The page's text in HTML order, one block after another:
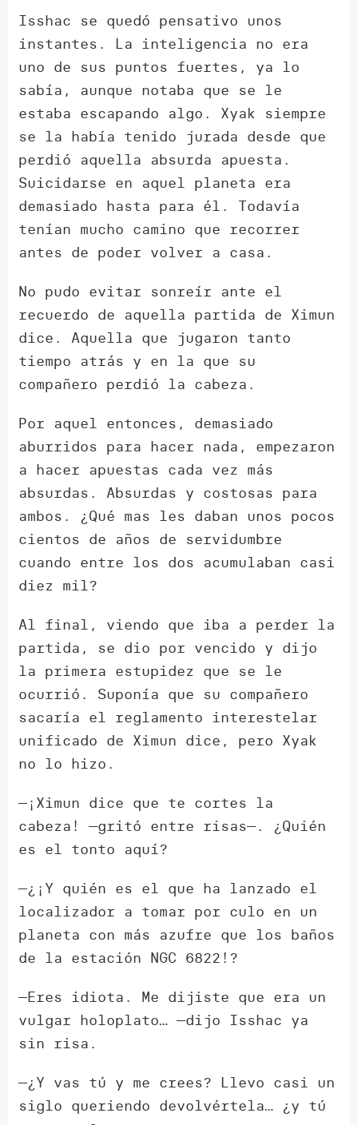
Isshac se quedó pensativo unos
instantes. La inteligencia no era
uno de sus puntos fuertes, ya lo
sabía, aunque notaba que se le
estaba escapando algo. Xyak siempre
se la había tenido jurada desde que
perdió aquella absurda apuesta.
Suicidarse en aquel planeta era
demasiado hasta para él. Todavía
tenían mucho camino que recorrer
antes de poder volver a casa.
No pudo evitar sonreír ante el
recuerdo de aquella partida de Ximun
dice. Aquella que jugaron tanto
tiempo atrás y en la que su
compañero perdió la cabeza.
Por aquel entonces, demasiado
aburridos para hacer nada, empezaron
a hacer apuestas cada vez más
absurdas. Absurdas y costosas para
ambos. ¿Qué mas les daban unos pocos
cientos de años de servidumbre
cuando entre los dos acumulaban casi
diez mil?
Al final, viendo que iba a perder la
partida, se dio por vencido y dijo
la primera estupidez que se le
ocurrió. Suponía que su compañero
sacaría el reglamento interestelar
unificado de Ximun dice, pero Xyak
no lo hizo.
—¡Ximun dice que te cortes la
cabeza! —gritó entre risas—. ¿Quién
es el tonto aquí?
—¿¡Y quién es el que ha lanzado el
localizador a tomar por culo en un
planeta con más azufre que los baños
de la estación NGC 6822!?
—Eres idiota. Me dijiste que era un
vulgar holoplato… —dijo Isshac ya
sin risa.
—¿Y vas tú y me crees? Llevo casi un
siglo queriendo devolvértela… ¿y tú